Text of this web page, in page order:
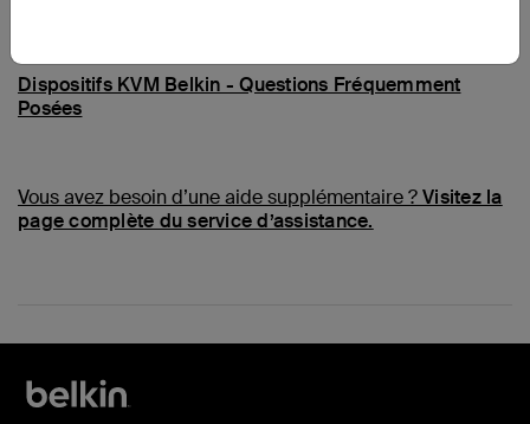
Dispositifs KVM Belkin - Questions Fréquemment
Posées
Vous avez besoin d’une aide supplémentaire ?Visitez la
page complète du service d’assistance.